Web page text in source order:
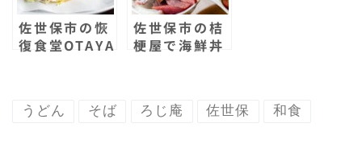
佐世保市の恢
復食堂OTAYA
たことありま
佐世保市の桔
梗屋で海鮮丼
てきた！漬け
うどん そば ろじ庵 佐世保 和食